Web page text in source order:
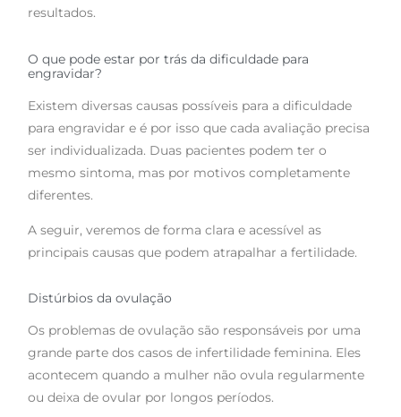
resultados.
O que pode estar por trás da dificuldade para
engravidar?
Existem diversas causas possíveis para a dificuldade
para engravidar e é por isso que cada avaliação precisa
ser individualizada. Duas pacientes podem ter o
mesmo sintoma, mas por motivos completamente
diferentes.
A seguir, veremos de forma clara e acessível as
principais causas que podem atrapalhar a fertilidade.
Distúrbios da ovulação
Os problemas de ovulação são responsáveis por uma
grande parte dos casos de infertilidade feminina. Eles
acontecem quando a mulher não ovula regularmente
ou deixa de ovular por longos períodos.